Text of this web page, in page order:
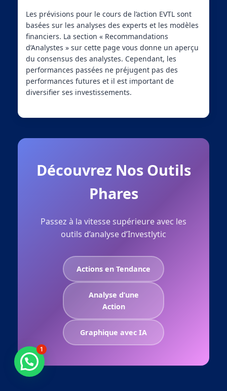
Les prévisions pour le cours de l’action EVTL sont
basées sur les analyses des experts et les modèles
financiers. La section « Recommandations
d’Analystes » sur cette page vous donne un aperçu
du consensus des analystes. Cependant, les
performances passées ne préjugent pas des
performances futures et il est important de
diversifier ses investissements.
Découvrez Nos Outils
Phares
Passez à la vitesse supérieure avec les
outils d’analyse d’Investlytic
Actions en Tendance
Analyse d’une
Action
Graphique avec IA
1